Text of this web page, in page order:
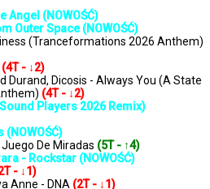
Angel (NOWOŚĆ)
Outer Space (NOWOŚĆ)
(Tranceformations 2026 Anthem)
(4T - ↓2)
Durand, Dicosis - Always You (A State
(4T - ↓2)
Players 2026 Remix)
De Miradas (5T - ↑4)
- Rockstar (NOWOŚĆ)
- ↓1)
Anne - DNA (2T - ↓1)